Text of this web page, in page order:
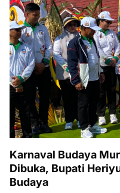
Karnaval Budaya
Dibuka, Bupati
Budaya